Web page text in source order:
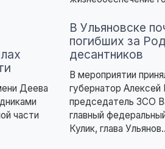
Деева
части
В Ульяновске
погибших за
десантников
В мероприятии
губернатор Алексей
председатель ЗСО
главный
Кулик, глава